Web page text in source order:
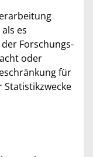
es
Forschungs-
oder
für
Statistikzwecke